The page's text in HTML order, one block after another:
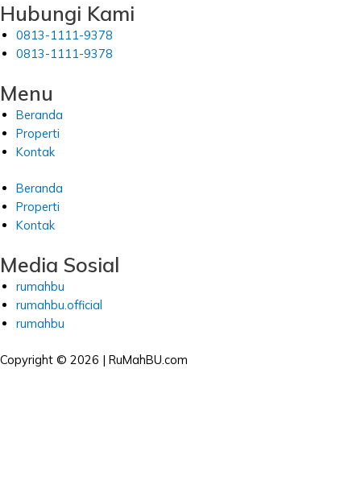
Hubungi Kami
0813-1111-9378
0813-1111-9378
Menu
Beranda
Properti
Kontak
Beranda
Properti
Kontak
Media Sosial
rumahbu
rumahbu.official
rumahbu
Copyright © 2026 | RuMahBU.com